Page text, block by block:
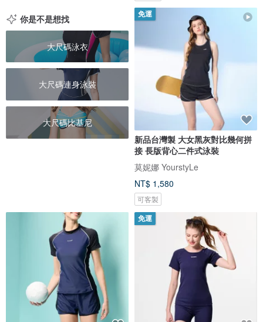
你是不是想找
大尺碼泳衣
大尺碼連身泳裝
大尺碼比基尼
免運
新品台灣製 大女黑灰對比幾何拼
接 長版背心二件式泳裝
莫妮娜 YourstyLe
NT$ 1,580
可客製
免運